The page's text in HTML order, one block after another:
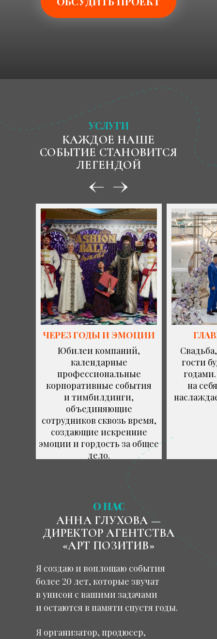
КАЖДОЕ НАШЕ
СОБЫТИЕ СТАНОВИТСЯ
ЛЕГЕНДОЙ
УСЛУГИ
ЧЕРЕЗ ГОДЫ И ЭМОЦИИ
Юбилеи компаний,
календарные
профессиональные
корпоративные события
и тимбилдинги,
объединяющие
сотрудников сквозь время,
создающие искренние
эмоции и гордость за общее
дело.
гости
на
АННА ГЛУХОВА —
ДИРЕКТОР АГЕНТСТВА
«АРТ ПОЗИТИВ»
Я создаю и воплощаю события
более 20 лет, которые звучат
в унисон с вашими задачами
и остаются в памяти спустя годы.
Я организатор, продюсер,
О НАС